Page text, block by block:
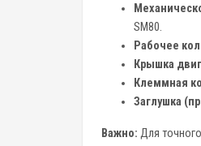
SM80.
Рабочее
Крышка
Клеммная
Заглушка
Важно: Для